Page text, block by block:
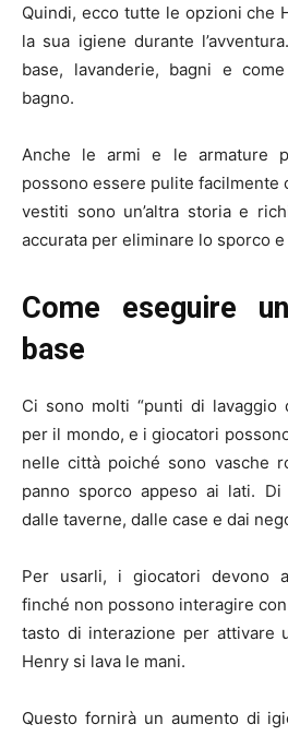
Quindi, ecco tutte le opzioni che
la sua igiene durante
base, lavanderie, bagni e
bagno.
Anche le armi e le armature
possono essere pulite facilmente
vestiti sono un’altra storia e
accurata per eliminare lo sporco
Come eseguire
base
Ci sono molti “punti di lavaggio
per il mondo, e i giocatori
nelle città poiché sono vasche
panno sporco appeso ai lati.
dalle taverne, dalle case e dai
Per usarli, i giocatori devono
finché non possono interagire
tasto di interazione per attivare
Henry si lava le mani.
Questo fornirà un aumento di